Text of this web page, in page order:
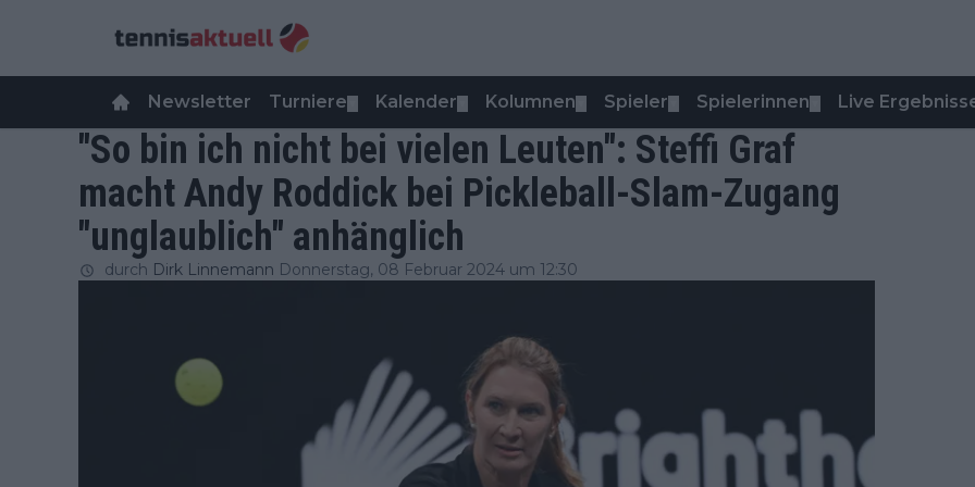
Newsletter Turniere Kalender Kolumnen Spieler Spielerinnen Live
"So bin ich nicht bei vielen Leuten": Steffi Graf
macht Andy Roddick bei Pickleball-Slam-Zugang
"unglaublich" anhänglich
durch Dirk Linnemann Donnerstag, 08 Februar 2024 um 12:30